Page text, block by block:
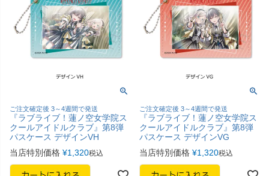
ご注文確定後 3～4週間で発送
『ラブライブ！蓮ノ空女学院ス
クールアイドルクラブ』第8弾
パスケース デザインVH
当店特別価格 ¥1,320税込
ご注文確定後 3～4週間で発送
『ラブライブ！蓮ノ空女学院ス
クールアイドルクラブ』第8弾
パスケース デザインVG
当店特別価格 ¥1,320税込